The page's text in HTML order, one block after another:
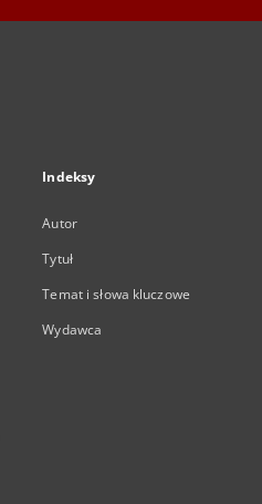
Indeksy
Autor
Tytuł
Temat i słowa kluczowe
Wydawca